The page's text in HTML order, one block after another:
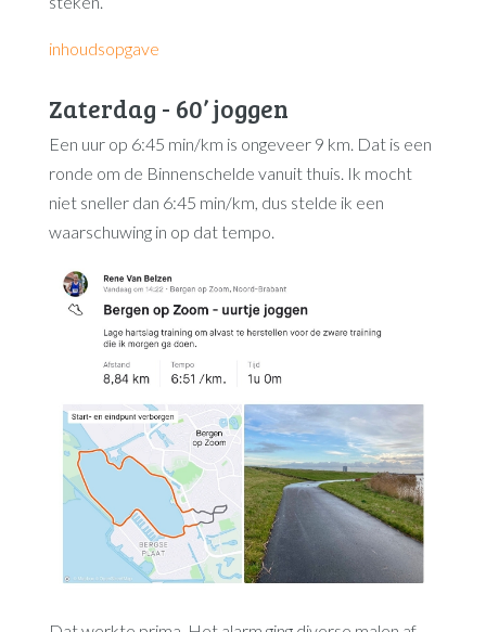
inhoudsopgave
Zaterdag - 60’ joggen
Een uur op 6:45 min/km is ongeveer 9 km. Dat is een
ronde om de Binnenschelde vanuit thuis. Ik mocht
niet sneller dan 6:45 min/km, dus stelde ik een
waarschuwing in op dat tempo.